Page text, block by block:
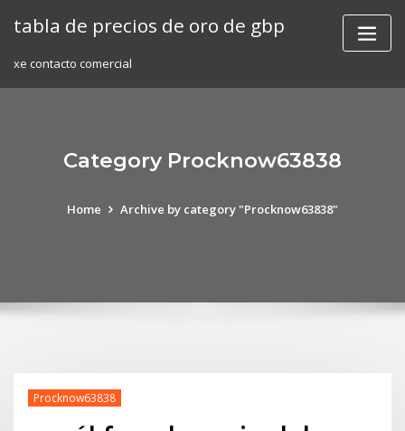
tabla de precios de oro de gbp
xe contacto comercial
Category Procknow63838
Home Archive by category "Procknow63838"
Procknow63838